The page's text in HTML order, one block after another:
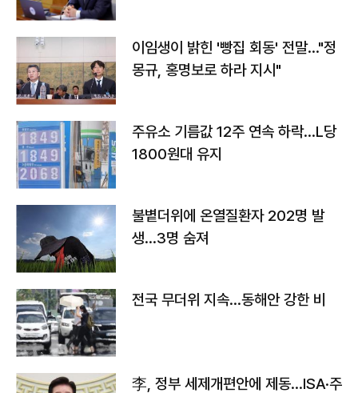
이임생이 밝힌 '빵집 회동' 전말…"정
몽규, 홍명보로 하라 지시"
주유소 기름값 12주 연속 하락…L당
1800원대 유지
불볕더위에 온열질환자 202명 발
생…3명 숨져
전국 무더위 지속…동해안 강한 비
李, 정부 세제개편안에 제동…ISA·주